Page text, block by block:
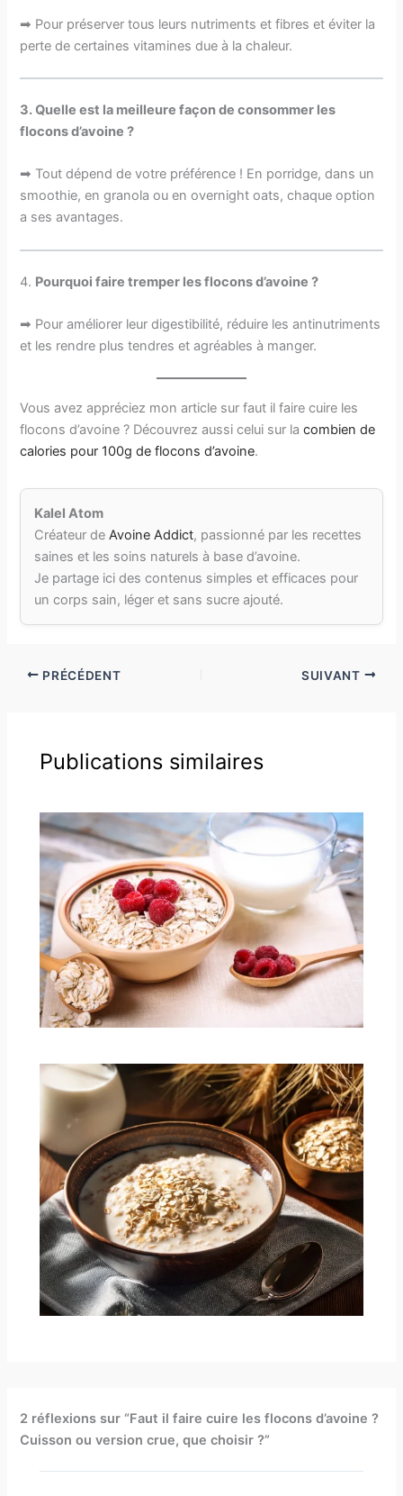
➡ Pour préserver tous leurs nutriments et fibres et éviter la
perte de certaines vitamines due à la chaleur.
3.Quelle est la meilleure façon de consommer les
flocons d’avoine ?
➡ Tout dépend de votre préférence ! En porridge, dans un
smoothie, en granola ou en overnight oats, chaque option
a ses avantages.
4. Pourquoi faire tremper les flocons d’avoine ?
➡ Pour améliorer leur digestibilité, réduire les antinutriments
et les rendre plus tendres et agréables à manger.
Vous avez appréciez mon article sur faut il faire cuire les
flocons d’avoine ? Découvrez aussi celui sur lacombien de
calories pour 100g de flocons d’avoine.
Kalel Atom
Créateur deAvoine Addict, passionné par les recettes
saines et les soins naturels à base d’avoine.
Je partage ici des contenus simples et efficaces pour
un corps sain, léger et sans sucre ajouté.
PRÉCÉDENT SUIVANT
Publications similaires
2 réflexions sur “Faut il faire cuire les flocons d’avoine ?
Cuisson ou version crue, que choisir ?”